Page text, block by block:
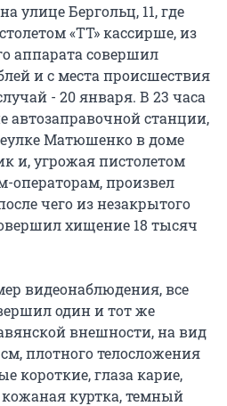
улице Бергольц, 11, где
«ТТ» кассирше, из
аппарата совершил
и с места происшествия
- 20 января. В 23 часа
автозаправочной станции,
Матюшенко в доме
и, угрожая пистолетом
произвел
чего из незакрытого
хищение 18 тысяч
видеонаблюдения, все
один и тот же
внешности, на вид
см, плотного телосложения
короткие, глаза карие,
куртка, темный